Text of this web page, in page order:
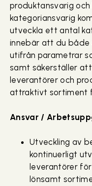
produktansvarig
kategoriansvarig
utveckla ett antal
innebär att du
utifrån parametrar
samt säkerställer
leverantörer och
attraktivt sortiment
Ansvar /
Utveckling av
kontinuerligt
leverantörer
lönsamt